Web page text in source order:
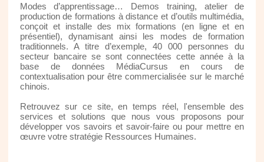
Modes d’apprentissage… Demos training, atelier de
production de formations à distance et d’outils multimédia,
conçoit et installe des mix formations (en ligne et en
présentiel), dynamisant ainsi les modes de formation
traditionnels. A titre d’exemple, 40 000 personnes du
secteur bancaire se sont connectées cette année à la
base de données MédiaCursus en cours de
contextualisation pour être commercialisée sur le marché
chinois.
Retrouvez sur ce site, en temps réel, l'ensemble des
services et solutions que nous vous proposons pour
développer vos savoirs et savoir-faire ou pour mettre en
œuvre votre stratégie Ressources Humaines.